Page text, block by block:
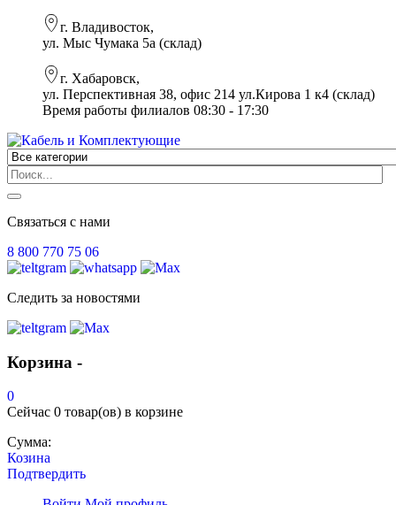
г. Владивосток,
ул. Мыс Чумака 5а (склад)
г. Хабаровск,
ул. Перспективная 38, офис 214 ул.Кирова 1 к4 (склад)
Время работы филиалов 08:30 - 17:30
Связаться с нами
8 800 770 75 06
Следить за новостями
Корзина -
0
Сейчас 0 товар(ов) в корзине
Сумма:
Козина
Подтвердить